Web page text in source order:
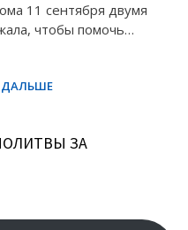
11 сентября двумя
чтобы помочь…
ЗА